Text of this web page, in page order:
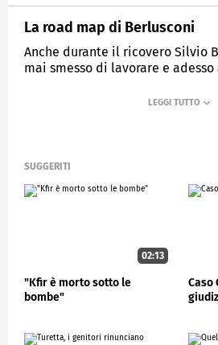
La road map di Berlusconi
Anche durante il ricovero Silvio
mai smesso di lavorare e adesso
STUDIOAPERTO
SUGGERITI
02:13
"Kfir è morto sotto le
bombe"
Caso